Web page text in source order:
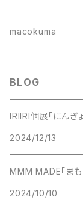
懐紙入れ
macokuma
BLOG
IRIIRI個展「にんぎ
2024/12/13
MMM MADE「ま
2024/10/10